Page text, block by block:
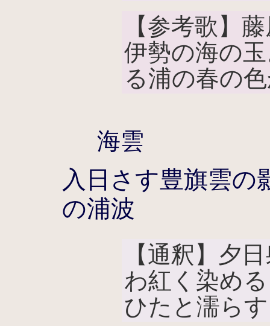
【参考歌】
伊勢の海の
る浦の春の
海雲
入日さす豊旗雲の
の浦波
【通釈】夕
わ紅く染め
ひたと濡ら